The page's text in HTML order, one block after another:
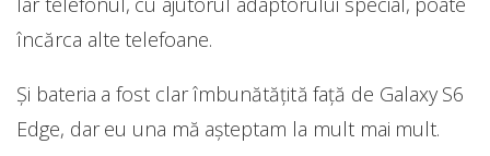
încărca alte telefoane.
Și bateria a fost clar îmbunătățită față de Galaxy S6
Edge, dar eu una mă așteptam la mult mai mult.